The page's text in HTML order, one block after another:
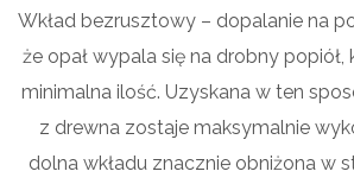
Wkład bezrusztowy – dopalanie na
że opał wypala się na drobny
minimalna ilość. Uzyskana w ten
z drewna zostaje maksymalnie
dolna wkładu znacznie obniżona w